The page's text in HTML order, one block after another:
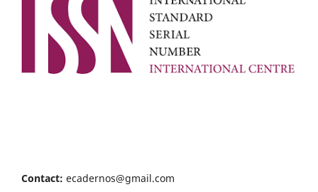
Contact: ecadernos@gmail.com